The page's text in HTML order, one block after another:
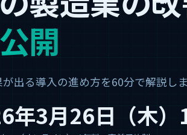
開
出る導入の進め方を60分で解説しま
年3月26日（木